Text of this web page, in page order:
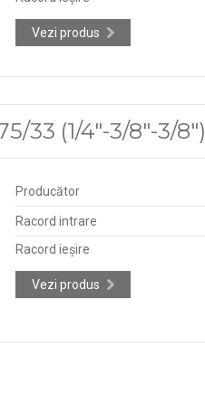
Vezi produs
33 (1/4"-3/8"-3/8")
Producător
Racord intrare
Racord ieșire
Vezi produs